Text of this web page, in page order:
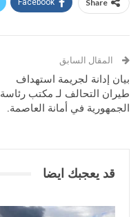
Share
Facebook
المقال السابق
بيان إدانة لجريمة استهداف
طيران التحالف لـ مكتب رئاسة
الجمهورية في أمانة العاصمة.
قد يعجبك ايضا